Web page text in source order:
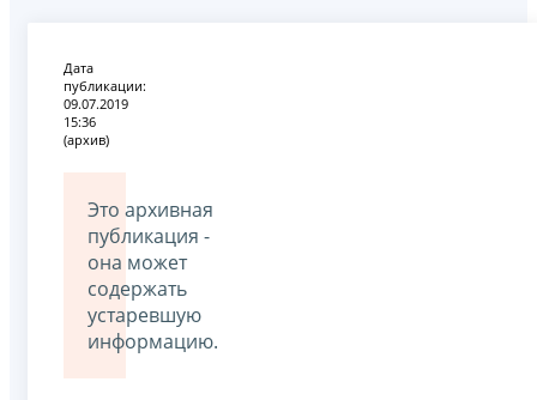
Дата
публикации:
09.07.2019
15:36
(архив)
Это архивная
публикация -
она может
содержать
устаревшую
информацию.